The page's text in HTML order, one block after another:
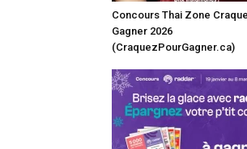
Concours Thai Zone
Gagner 2026
(CraquezPourGagner.ca)